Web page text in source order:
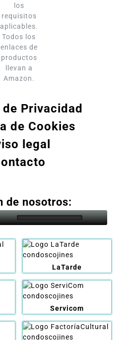
los
requisitos
aplicables.
Todos los
enlaces de
productos
llevan a
Amazon.
Privacidad
de Cookies
legal
de nosotros:
LaTarde
Servicom